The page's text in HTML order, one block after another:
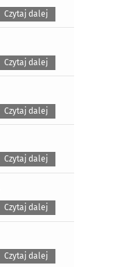
Czytaj dalej
Czytaj dalej
Czytaj dalej
Czytaj dalej
Czytaj dalej
Czytaj dalej